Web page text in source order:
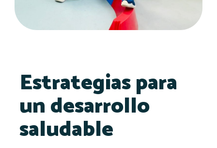
Estrategias para
un desarrollo
saludable